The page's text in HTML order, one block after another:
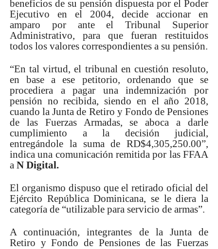
beneficios de su pensión dispuesta por el Poder
Ejecutivo en el 2004, decide accionar en
amparo por ante el Tribunal Superior
Administrativo, para que fueran restituidos
todos los valores correspondientes a su pensión.
“En tal virtud, el tribunal en cuestión resoluto,
en base a ese petitorio, ordenando que se
procediera a pagar una indemnización por
pensión no recibida, siendo en el año 2018,
cuando la Junta de Retiro y Fondo de Pensiones
de las Fuerzas Armadas, se aboca a darle
cumplimiento a la decisión judicial,
entregándole la suma de RD$4,305,250.00”,
indica una comunicación remitida por las FFAA
a N Digital.
El organismo dispuso que el retirado oficial del
Ejército República Dominicana, se le diera la
categoría de “utilizable para servicio de armas”.
A continuación, integrantes de la Junta de
Retiro y Fondo de Pensiones de las Fuerzas